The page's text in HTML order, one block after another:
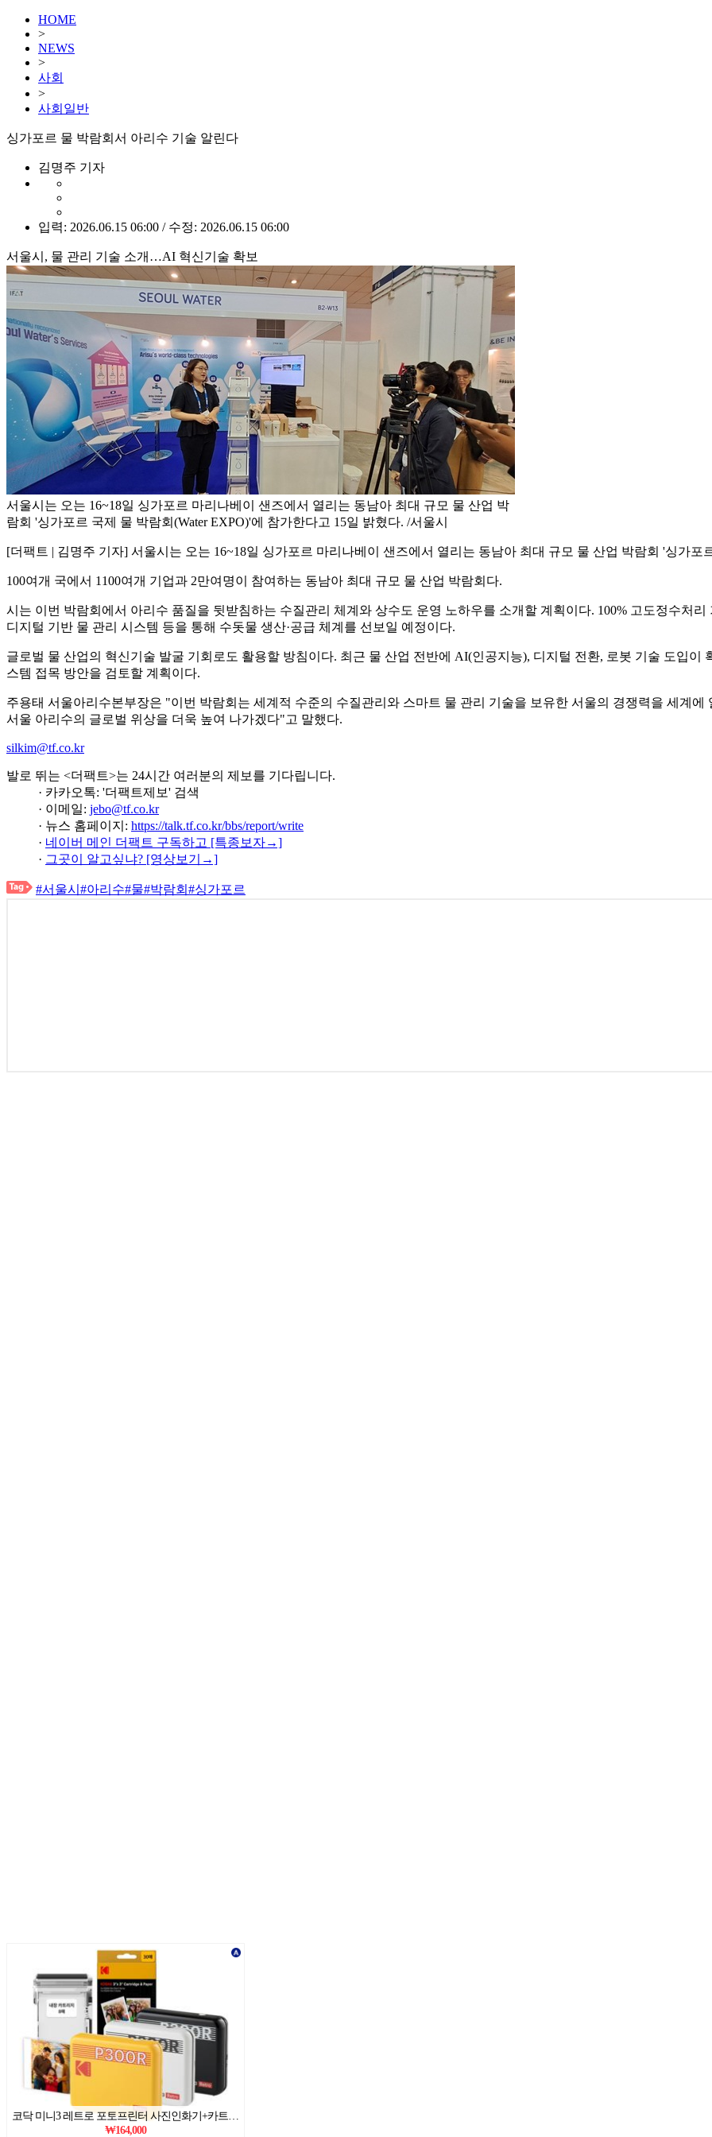
HOME
>
NEWS
>
사회
>
사회일반
싱가포르 물 박람회서 아리수 기술 알린다
김명주 기자
입력: 2026.06.15 06:00 / 수정: 2026.06.15 06:00
서울시, 물 관리 기술 소개…AI 혁신기술 확보
서울시는 오는 16~18일 싱가포르 마리나베이 샌즈에서 열리는 동남아 최대 규모 물 산업 박
람회 '싱가포르 국제 물 박람회(Water EXPO)'에 참가한다고 15일 밝혔다. /서울시
[더팩트 | 김명주 기자] 서울시는 오는 16~18일 싱가포르 마리나베이 샌즈에서 열리는 동남아 최대 규모 물 산업 박람회 '싱가포
100여개 국에서 1100여개 기업과 2만여명이 참여하는 동남아 최대 규모 물 산업 박람회다.
시는 이번 박람회에서 아리수 품질을 뒷받침하는 수질관리 체계와 상수도 운영 노하우를 소개할 계획이다. 100% 고도정수처
디지털 기반 물 관리 시스템 등을 통해 수돗물 생산·공급 체계를 선보일 예정이다.
글로벌 물 산업의 혁신기술 발굴 기회로도 활용할 방침이다. 최근 물 산업 전반에 AI(인공지능), 디지털 전환, 로봇 기술 도입
스템 접목 방안을 검토할 계획이다.
주용태 서울아리수본부장은 "이번 박람회는 세계적 수준의 수질관리와 스마트 물 관리 기술을 보유한 서울의 경쟁력을 세계
서울 아리수의 글로벌 위상을 더욱 높여 나가겠다"고 말했다.
silkim@tf.co.kr
발로 뛰는 <더팩트>는 24시간 여러분의 제보를 기다립니다.
· 카카오톡: '더팩트제보' 검색
· 이메일: jebo@tf.co.kr
· 뉴스 홈페이지: https://talk.tf.co.kr/bbs/report/write
· 네이버 메인 더팩트 구독하고 [특종보자→]
· 그곳이 알고싶냐? [영상보기→]
#서울시 #아리수#물#박람회 #싱가포르